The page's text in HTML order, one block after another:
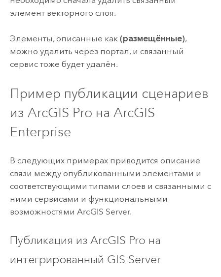
элемент векторного слоя.
Элементы, описанные как (размещённые),
можно удалить через портал, и связанный
сервис тоже будет удалён.
Пример публикации сценариев
из ArcGIS Pro на ArcGIS
Enterprise
В следующих примерах приводится описание
связи между опубликованными элементами и
соответствующими типами слоев и связанными с
ними сервисами и функциональными
возможностями ArcGIS Server.
Публикация из ArcGIS Pro на
интегрированный GIS Server